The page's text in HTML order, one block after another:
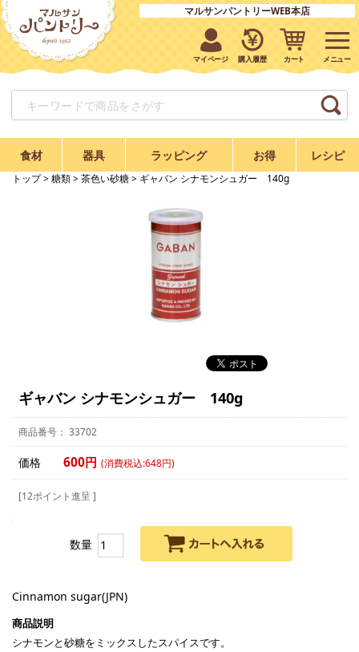
マルサンパントリーWEB本店
マイページ 購入履歴 カート
食材 器具 ラッピング お得 レシピ
トップ> 糖類> 茶色い砂糖> ギャバン シナモンシュガー 140g
ギャバン シナモンシュガー 140g
33702
価格 600円 (消費税込:648円)
[12ポイント進呈 ]
数量
Cinnamon sugar(JPN)
シナモンと砂糖をミックスしたスパイスです。